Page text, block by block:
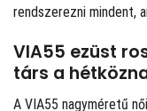
rendszerezni mindent,
VIA55 ezüst
társ a
A VIA55 nagyméretű